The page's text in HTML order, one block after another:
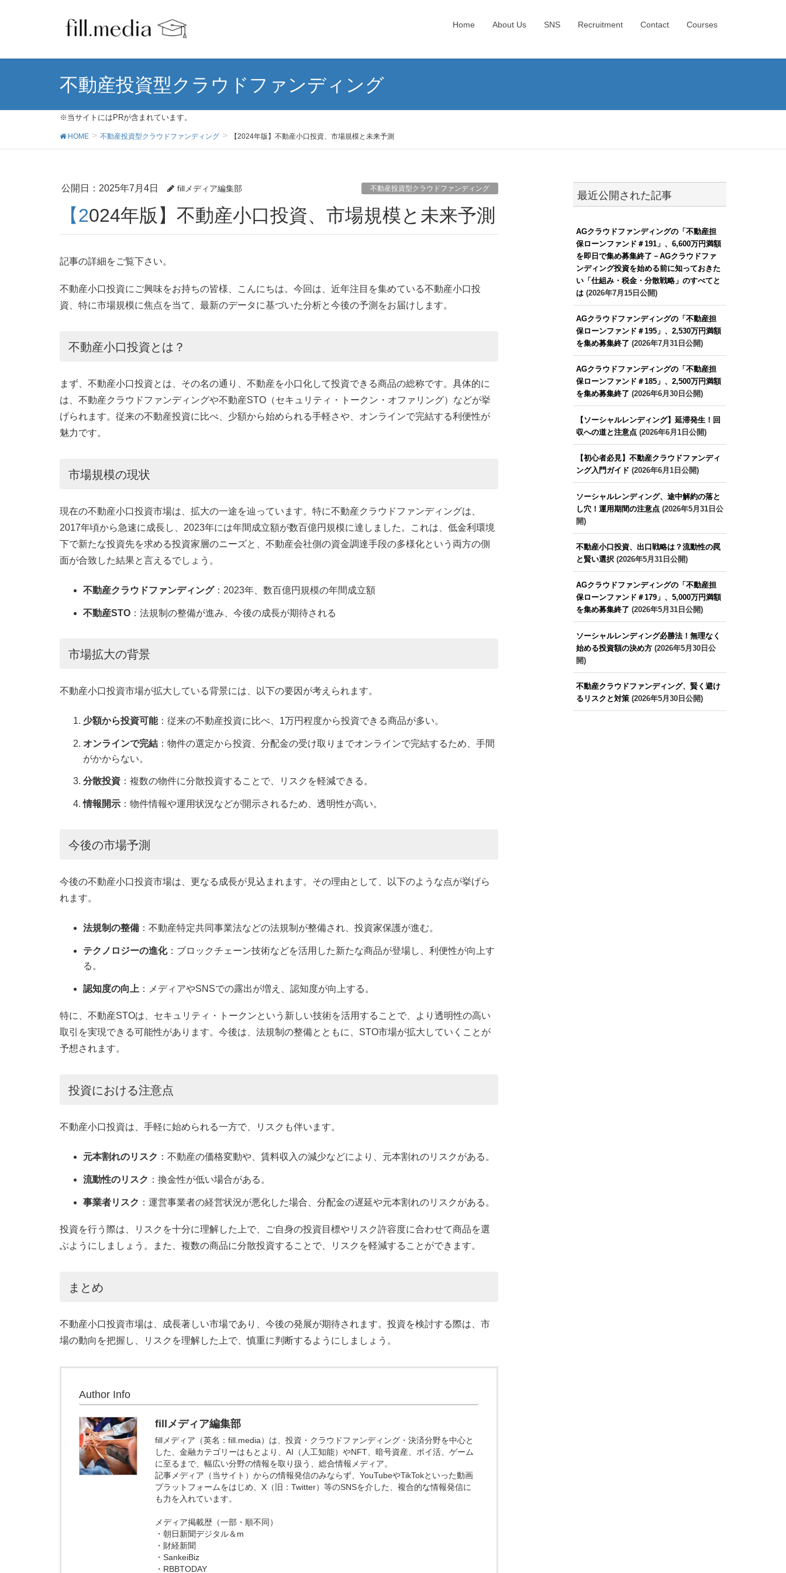
Home About Us SNS Recruitment Contact Courses
不動産投資型クラウドファンディング
※当サイトにはPRが含まれています。
HOME 不動産投資型クラウドファンディング 【2024年版】不動産小口投資、市場規模と未来予測
公開日： 2025年7月4日 fillメディア編集部 不動産投資型クラウドファンディング
【2024年版】不動産小口投資、市場規模と未来予測
記事の詳細をご覧下さい。
不動産小口投資にご興味をお持ちの皆様、こんにちは。今回は、近年注目を集めている不動産小口投
資、特に市場規模に焦点を当て、最新のデータに基づいた分析と今後の予測をお届けします。
不動産小口投資とは？
まず、不動産小口投資とは、その名の通り、不動産を小口化して投資できる商品の総称です。具体的に
は、不動産クラウドファンディングや不動産STO（セキュリティ・トークン・オファリング）などが挙
げられます。従来の不動産投資に比べ、少額から始められる手軽さや、オンラインで完結する利便性が
魅力です。
市場規模の現状
現在の不動産小口投資市場は、拡大の一途を辿っています。特に不動産クラウドファンディングは、
2017年頃から急速に成長し、2023年には年間成立額が数百億円規模に達しました。これは、低金利環境
下で新たな投資先を求める投資家層のニーズと、不動産会社側の資金調達手段の多様化という両方の側
面が合致した結果と言えるでしょう。
不動産クラウドファンディング：2023年、数百億円規模の年間成立額
不動産STO ：法規制の整備が進み、今後の成長が期待される
市場拡大の背景
不動産小口投資市場が拡大している背景には、以下の要因が考えられます。
少額から投資可能：従来の不動産投資に比べ、1万円程度から投資できる商品が多い。
オンラインで完結 ：物件の選定から投資、分配金の受け取りまでオンラインで完結するため、手間
がかからない。
分散投資 ：複数の物件に分散投資することで、リスクを軽減できる。
情報開示 ：物件情報や運用状況などが開示されるため、透明性が高い。
今後の市場予測
今後の不動産小口投資市場は、更なる成長が見込まれます。その理由として、以下のような点が挙げら
れます。
法規制の整備 ：不動産特定共同事業法などの法規制が整備され、投資家保護が進む。
テクノロジーの進化：ブロックチェーン技術などを活用した新たな商品が登場し、利便性が向上す
る。
認知度の向上 ：メディアやSNSでの露出が増え、認知度が向上する。
特に、不動産STOは、セキュリティ・トークンという新しい技術を活用することで、より透明性の高い
取引を実現できる可能性があります。今後は、法規制の整備とともに、STO市場が拡大していくことが
予想されます。
投資における注意点
不動産小口投資は、手軽に始められる一方で、リスクも伴います。
元本割れのリスク ：不動産の価格変動や、賃料収入の減少などにより、元本割れのリスクがある。
流動性のリスク ：換金性が低い場合がある。
事業者リスク ：運営事業者の経営状況が悪化した場合、分配金の遅延や元本割れのリスクがある。
投資を行う際は、リスクを十分に理解した上で、ご自身の投資目標やリスク許容度に合わせて商品を選
ぶようにしましょう。また、複数の商品に分散投資することで、リスクを軽減することができます。
まとめ
不動産小口投資市場は、成長著しい市場であり、今後の発展が期待されます。投資を検討する際は、市
場の動向を把握し、リスクを理解した上で、慎重に判断するようにしましょう。
Author Info
fillメディア編集部
fillメディア（英名：fill.media）は、投資・クラウドファンディング・決済分野を中心と
した、金融カテゴリーはもとより、AI（人工知能）やNFT、暗号資産、ポイ活、ゲーム
に至るまで、幅広い分野の情報を取り扱う、総合情報メディア。
記事メディア（当サイト）からの情報発信のみならず、YouTubeやTikTokといった動画
プラットフォームをはじめ、X（旧：Twitter）等のSNSを介した、複合的な情報発信に
も力を入れています。
メディア掲載歴（一部・順不同）
・朝日新聞デジタル＆m
・財経新聞
・SankeiBiz
・RBBTODAY
最近公開された記事
AGクラウドファンディングの「不動産担
保ローンファンド＃191」、6,600万円満額
を即日で集め募集終了－AGクラウドファ
ンディング投資を始める前に知っておきた
い「仕組み・税金・分散戦略」のすべてと
は(2026年7月15日公開)
AGクラウドファンディングの「不動産担
保ローンファンド＃195」、2,530万円満額
を集め募集終了 (2026年7月31日公開)
AGクラウドファンディングの「不動産担
保ローンファンド＃185」、2,500万円満額
を集め募集終了 (2026年6月30日公開)
【ソーシャルレンディング】延滞発生！回
収への道と注意点(2026年6月1日公開)
【初心者必見】不動産クラウドファンディ
ング入門ガイド (2026年6月1日公開)
ソーシャルレンディング、途中解約の落と
し穴！運用期間の注意点(2026年5月31日公
開)
不動産小口投資、出口戦略は？流動性の罠
と賢い選択(2026年5月31日公開)
AGクラウドファンディングの「不動産担
保ローンファンド＃179」、5,000万円満額
を集め募集終了 (2026年5月31日公開)
ソーシャルレンディング必勝法！無理なく
始める投資額の決め方(2026年5月30日公
開)
不動産クラウドファンディング、賢く避け
るリスクと対策(2026年5月30日公開)